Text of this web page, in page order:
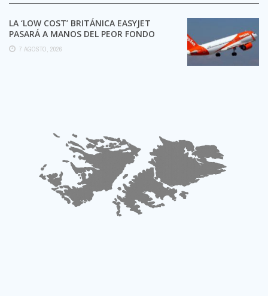
LA ‘LOW COST’ BRITÁNICA EASYJET
PASARÁ A MANOS DEL PEOR FONDO
POSIBLE:
7 AGOSTO, 2026